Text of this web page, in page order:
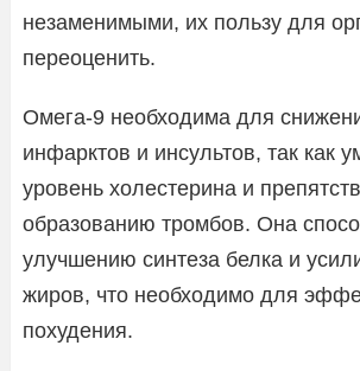
незаменимыми, их пользу для
переоценить.
Омега-9 необходима для
инфарктов и инсультов, так как
уровень холестерина и
образованию тромбов. Она
улучшению синтеза белка и
жиров, что необходимо для
похудения.